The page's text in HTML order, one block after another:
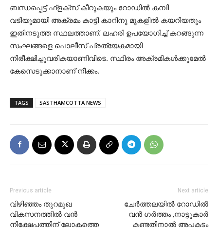
ബന്ധപ്പെട്ട് ഫ്ളക്സ് കീറുകയും റോഡില്‍ കമ്പി
വടിയുമായി അക്രമം കാട്ടി കാറിനു മുകളില്‍ കയറിയതും
ഇതിനടുത്ത സ്ഥലത്താണ്. ലഹരി ഉപയോഗിച്ച് കറങ്ങുന്ന
സംഘങ്ങളെ പൊലീസ് പ്രത്യേകമായി
നിരീക്ഷിച്ചുവരികയാണിവിടെ. സ്ഥിരം അക്രമികള്‍ക്കുമേല്‍
കേസെടുക്കാനാണ് നീക്കം.
TAGS SASTHAMCOTTA NEWS
Previous article
വിഴിഞ്ഞം തുറമുഖ
വികസനത്തില്‍ വന്‍
നിക്ഷേപത്തിന് ലോകത്തെ
Next article
ചേര്‍ത്തലയില്‍ റോഡില്‍
വന്‍ ഗര്‍ത്തം ,നാട്ടുകാര്‍
കണ്ടതിനാല്‍ അപകടം